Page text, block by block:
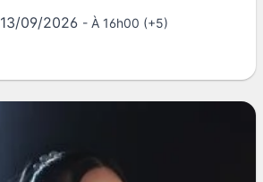
13/09/2026 - À 16h00 (+5)